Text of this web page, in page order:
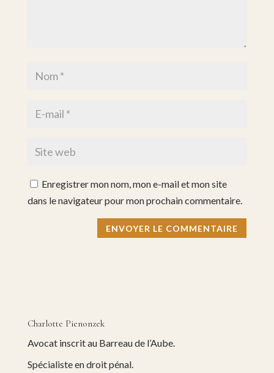
Enregistrer mon nom, mon e-mail et mon site
dans le navigateur pour mon prochain commentaire.
Charlotte Pienonzek
Avocat inscrit au Barreau de l’Aube.
Spécialiste en droit pénal.